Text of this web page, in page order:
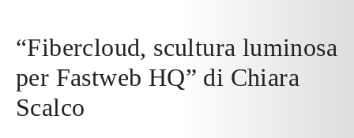
“Fibercloud, scultura luminosa
per Fastweb HQ” di Chiara
Scalco